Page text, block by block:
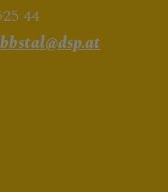
44